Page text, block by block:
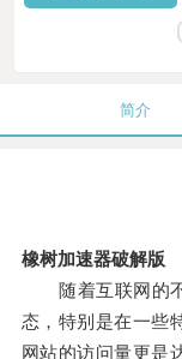
简介
橡树加速器破解版
随着互联网的不
态，特别是在一些
网站的访问量更是